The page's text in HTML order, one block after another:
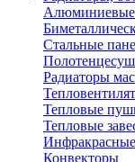
Алюминиевые
Стальные
Радиаторы
Тепловые
Тепловые
Инфракрасные
Конвекторы